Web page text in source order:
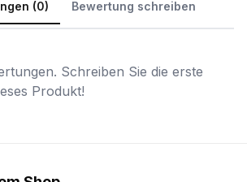
(0) Bewertung schreiben
Schreiben Sie die erste
Produkt!